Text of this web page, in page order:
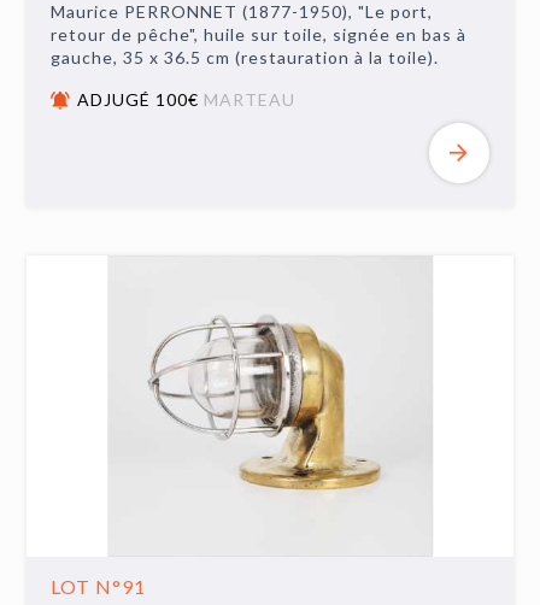
Maurice PERRONNET (1877-1950), "Le port,
retour de pêche", huile sur toile, signée en bas à
gauche, 35 x 36.5 cm (restauration à la toile).
ADJUGÉ 100€ MARTEAU
LOT N°91